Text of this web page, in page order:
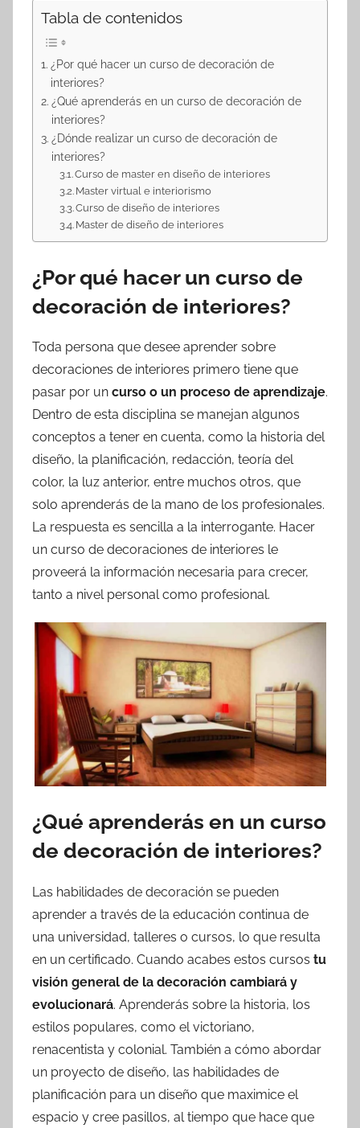
Tabla de contenidos
¿Por qué hacer un curso de decoración de
interiores?
¿Qué aprenderás en un curso de decoración de
interiores?
¿Dónde realizar un curso de decoración de
interiores?
Curso de master en diseño de interiores
Master virtual e interiorismo
Curso de diseño de interiores
Master de diseño de interiores
¿Por qué hacer un curso de
decoración de interiores?
Toda persona que desee aprender sobre
decoraciones de interiores primero tiene que
pasar por un curso o un proceso de aprendizaje.
Dentro de esta disciplina se manejan algunos
conceptos a tener en cuenta, como la historia del
diseño, la planificación, redacción, teoría del
color, la luz anterior, entre muchos otros, que
solo aprenderás de la mano de los profesionales.
La respuesta es sencilla a la interrogante. Hacer
un curso de decoraciones de interiores le
proveerá la información necesaria para crecer,
tanto a nivel personal como profesional.
¿Qué aprenderás en un curso
de decoración de interiores?
Las habilidades de decoración se pueden
aprender a través de la educación continua de
una universidad, talleres o cursos, lo que resulta
en un certificado. Cuando acabes estos cursos tu
visión general de la decoración cambiará y
evolucionará. Aprenderás sobre la historia, los
estilos populares, como el victoriano,
renacentista y colonial. También a cómo abordar
un proyecto de diseño, las habilidades de
planificación para un diseño que maximice el
espacio y cree pasillos, al tiempo que hace que